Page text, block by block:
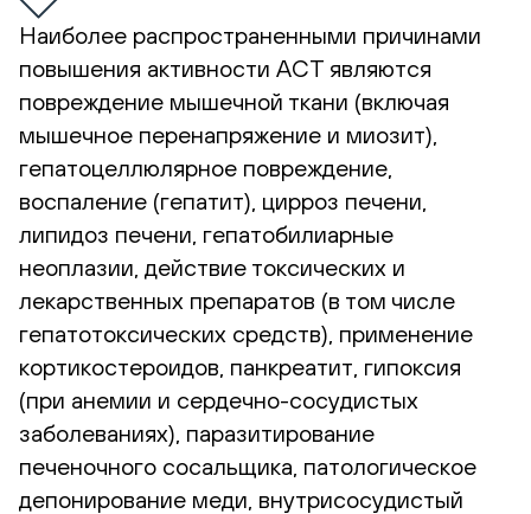
Наиболее распространенными причинами
повышения активности АСТ являются
повреждение мышечной ткани (включая
мышечное перенапряжение и миозит),
гепатоцеллюлярное повреждение,
воспаление (гепатит), цирроз печени,
липидоз печени, гепатобилиарные
неоплазии, действие токсических и
лекарственных препаратов (в том числе
гепатотоксических средств), применение
кортикостероидов, панкреатит, гипоксия
(при анемии и сердечно-сосудистых
заболеваниях), паразитирование
печеночного сосальщика, патологическое
депонирование меди, внутрисосудистый